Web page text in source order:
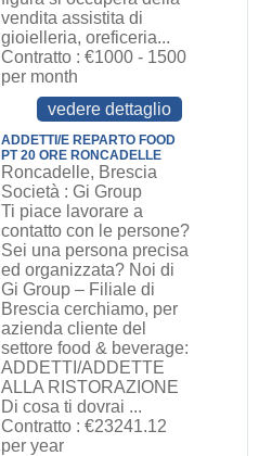
vendita assistita di
gioielleria, oreficeria...
Contratto : €1000 - 1500
per month
vedere dettaglio
ADDETTI/E REPARTO FOOD
PT 20 ORE RONCADELLE
Roncadelle, Brescia
Società : Gi Group
Ti piace lavorare a
contatto con le persone?
Sei una persona precisa
ed organizzata? Noi di
Gi Group – Filiale di
Brescia cerchiamo, per
azienda cliente del
settore food & beverage:
ADDETTI/ADDETTE
ALLA RISTORAZIONE
Di cosa ti dovrai ...
Contratto : €23241.12
per year